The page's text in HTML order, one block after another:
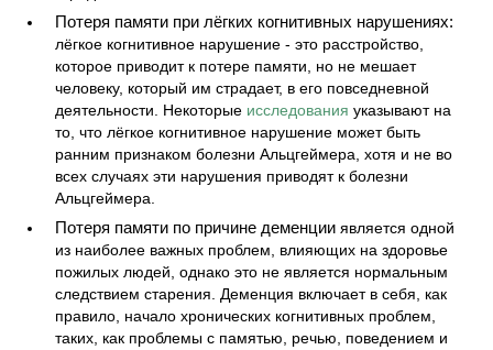
Потеря памяти при лёгких когнитивных нарушениях:
лёгкое когнитивное нарушение - это расстройство,
которое приводит к потере памяти, но не мешает
человеку, который им страдает, в его повседневной
деятельности. Некоторые исследования указывают на
то, что лёгкое когнитивное нарушение может быть
ранним признаком болезни Альцгеймера, хотя и не во
всех случаях эти нарушения приводят к болезни
Альцгеймера.
Потеря памяти по причине деменции является одной
из наиболее важных проблем, влияющих на здоровье
пожилых людей, однако это не является нормальным
следствием старения. Деменция включает в себя, как
правило, начало хронических когнитивных проблем,
таких, как проблемы с памятью, речью, поведением и